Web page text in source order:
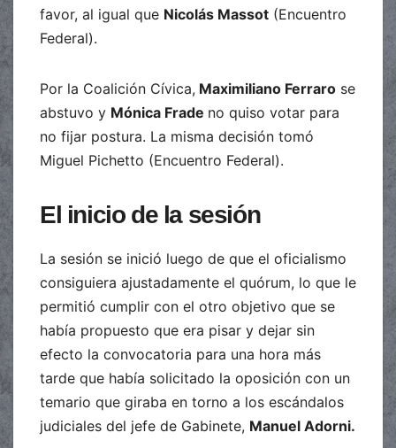
favor, al igual que Nicolás Massot (Encuentro
Federal).
Por la Coalición Cívica, Maximiliano Ferraro se
abstuvo y Mónica Frade no quiso votar para
no fijar postura. La misma decisión tomó
Miguel Pichetto (Encuentro Federal).
El inicio de la sesión
La sesión se inició luego de que el oficialismo
consiguiera ajustadamente el quórum, lo que le
permitió cumplir con el otro objetivo que se
había propuesto que era pisar y dejar sin
efecto la convocatoria para una hora más
tarde que había solicitado la oposición con un
temario que giraba en torno a los escándalos
judiciales del jefe de Gabinete, Manuel Adorni.